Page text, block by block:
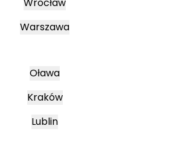
Warszawa
Oława
Kraków
Lublin